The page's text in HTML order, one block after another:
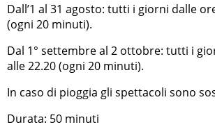
Dall’1 al 31 agosto: tutti i giorni dalle
(ogni 20 minuti).
Dal 1° settembre al 2 ottobre: tutti i
alle 22.20 (ogni 20 minuti).
In caso di pioggia gli spettacoli sono
Durata: 50 minuti